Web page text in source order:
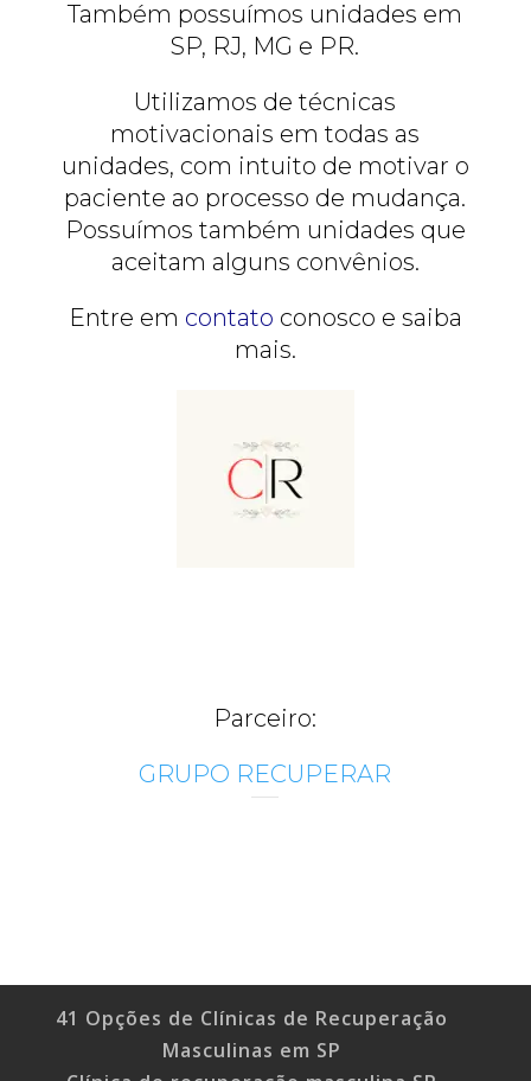
Também possuímos unidades em
SP, RJ, MG e PR.
Utilizamos de técnicas
motivacionais em todas as
unidades, com intuito de motivar o
paciente ao processo de mudança.
Possuímos também unidades que
aceitam alguns convênios.
Entre em contato conosco e saiba
mais.
Parceiro:
GRUPO RECUPERAR
41 Opções de Clínicas de Recuperação
Masculinas em SP